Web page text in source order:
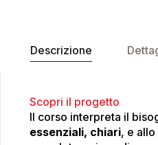
Descrizione
Scopri il progetto
Il corso interpreta il
essenziali, chiari, e allo